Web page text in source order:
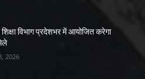
विभाग प्रदेशभर में आयोजित करेगा
2026